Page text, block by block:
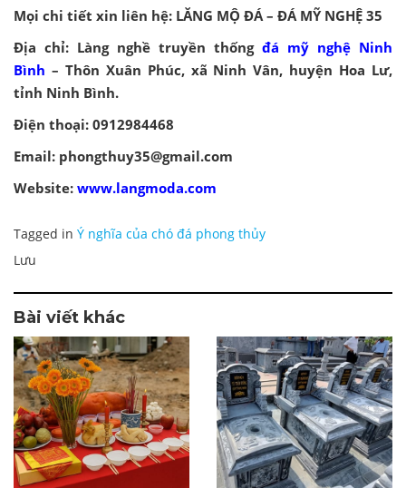
Mọi chi tiết xin liên hệ: LĂNG MỘ ĐÁ – ĐÁ MỸ NGHỆ 35
Địa chỉ: Làng nghề truyền thống đá mỹ nghệ Ninh
Bình – Thôn Xuân Phúc, xã Ninh Vân, huyện Hoa Lư,
tỉnh Ninh Bình.
Điện thoại: 0912984468
Email: phongthuy35@gmail.com
Website: www.langmoda.com
Tagged in Ý nghĩa của chó đá phong thủy
Lưu
Bài viết khác